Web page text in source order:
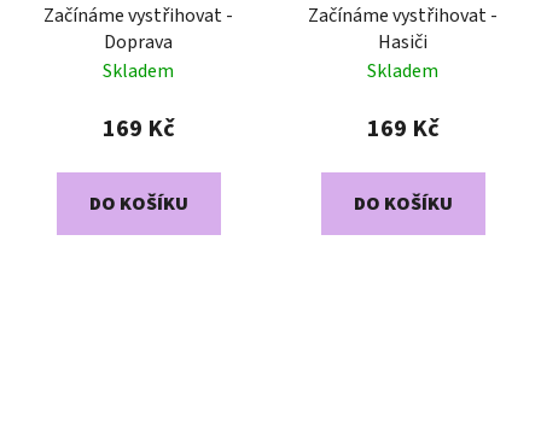
Začínáme vystřihovat -
Doprava
Skladem
169 Kč
DO KOŠÍKU
Začínáme vystřihovat -
Hasiči
Skladem
169 Kč
DO KOŠÍKU